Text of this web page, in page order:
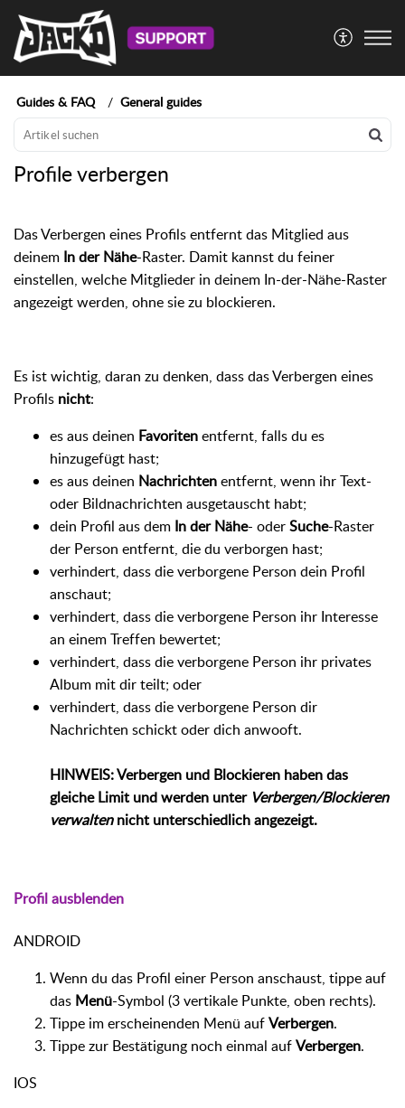
Guides & FAQ General guides
Profile verbergen
Das Verbergen eines Profils entfernt das Mitglied aus
deinem In der Nähe-Raster. Damit kannst du feiner
einstellen, welche Mitglieder in deinem In-der-Nähe-Raster
angezeigt werden, ohne sie zu blockieren.
Es ist wichtig, daran zu denken, dass das Verbergen eines
Profils nicht:
es aus deinen Favoritenentfernt, falls du es
hinzugefügt hast;
es aus deinen Nachrichtenentfernt, wenn ihr Text-
oder Bildnachrichten ausgetauscht habt;
dein Profil aus dem In der Nähe- oderSuche-Raster
der Person entfernt, die du verborgen hast;
verhindert, dass die verborgene Person dein Profil
anschaut;
verhindert, dass die verborgene Person ihr Interesse
an einem Treffen bewertet;
verhindert, dass die verborgene Person ihr privates
Album mit dir teilt; oder
verhindert, dass die verborgene Person dir
Nachrichten schickt oder dich anwooft.
HINWEIS: Verbergen und Blockieren haben das
gleiche Limit und werden unter Verbergen/Blockieren
verwaltennicht unterschiedlich angezeigt.
Profil ausblenden
ANDROID
Wenn du das Profil einer Person anschaust, tippe auf
das Menü-Symbol (3 vertikale Punkte, oben rechts).
Tippe im erscheinenden Menü aufVerbergen.
Tippe zur Bestätigung noch einmal aufVerbergen.
IOS